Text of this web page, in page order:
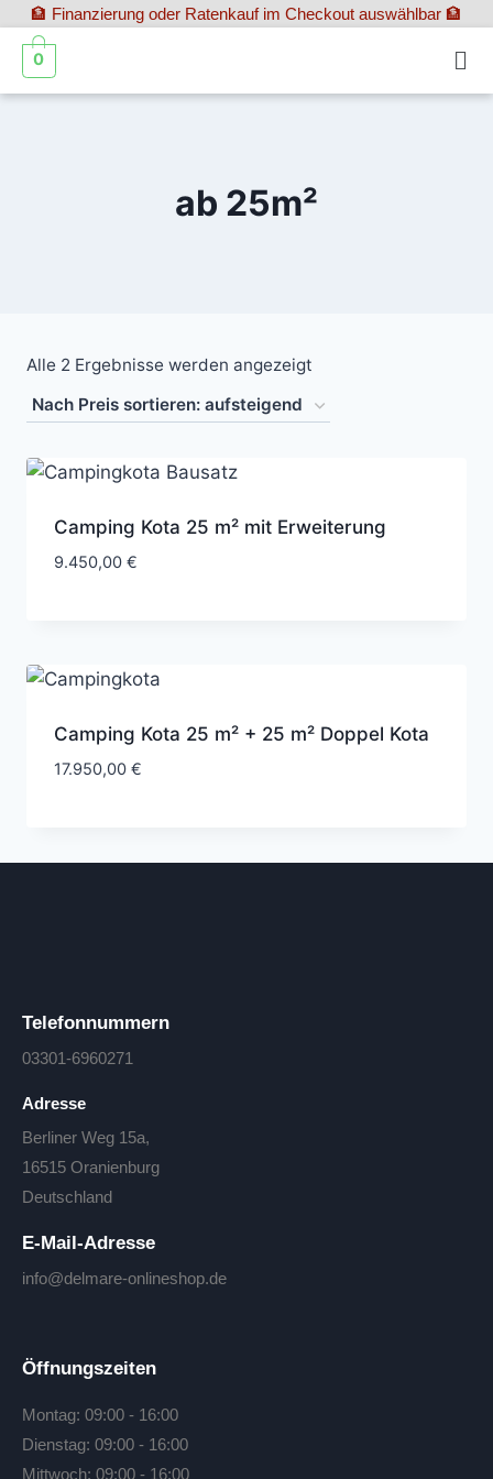
🏦 Finanzierung oder Ratenkauf im Checkout auswählbar 🏦
0
ab 25m²
Alle 2 Ergebnisse werden angezeigt
Camping Kota 25 m² mit Erweiterung
9.450,00 €
Camping Kota 25 m² + 25 m² Doppel Kota
17.950,00 €
Telefonnummern
03301-6960271
Adresse
Berliner Weg 15a,
16515 Oranienburg
Deutschland
E-Mail-Adresse
info@delmare-onlineshop.de
Öffnungszeiten
Montag: 09:00 - 16:00
Dienstag: 09:00 - 16:00
Mittwoch: 09:00 - 16:00